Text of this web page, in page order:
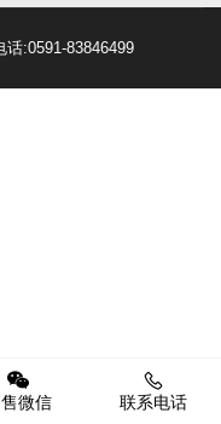
:0591-83846499
微信 联系电话